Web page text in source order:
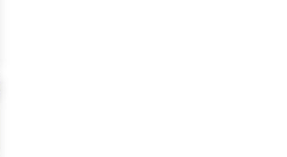
aos favoritos